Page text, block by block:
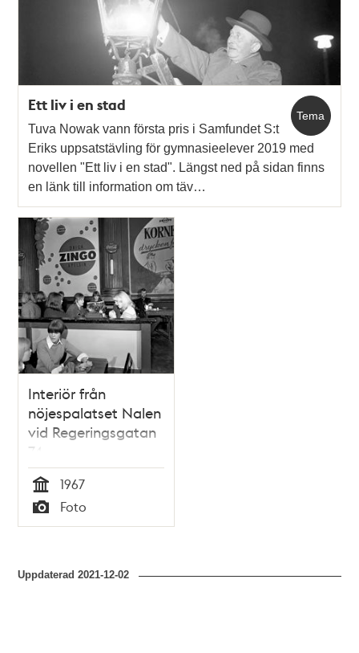
Tema
Ett liv i en stad
Tuva Nowak vann första pris i Samfundet S:t
Eriks uppsatstävling för gymnasieelever 2019 med
novellen "Ett liv i en stad". Längst ned på sidan finns
en länk till information om täv…
Interiör från
nöjespalatset Nalen
vid Regeringsgatan
74
Tid
1967
Typ
Foto
Uppdaterad2021-12-02